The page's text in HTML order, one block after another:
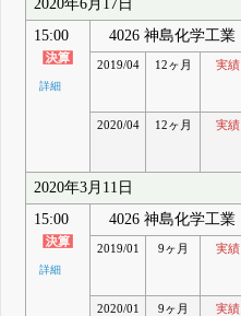
2020年6月17日
15:00
詳細
4026 神島化学工業
2019/04 12ヶ月 実績
2020/04 12ヶ月 実績
2020年3月11日
15:00
詳細
4026 神島化学工業
2019/01 9ヶ月 実績
2020/01 9ヶ月 実績